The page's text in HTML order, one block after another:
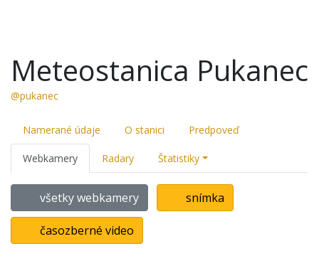
Meteostanica Pukanec
@pukanec
Namerané údaje O stanici Predpoveď
Webkamery Radary Štatistiky
všetky webkamery snímka
časozberné video